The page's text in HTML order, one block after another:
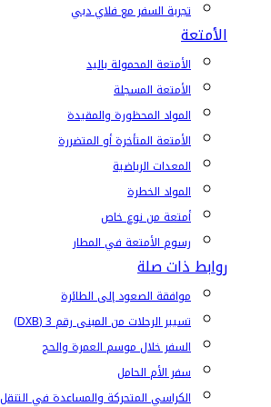
تجربة السفر مع فلاي دبي
الأمتعة
الأمتعة المحمولة باليد
الأمتعة المسجلة
المواد المحظورة والمقيدة
الأمتعة المتأخرة أو المتضررة
المعدات الرياضية
المواد الخطرة
أمتعة من نوع خاص
رسوم الأمتعة في المطار
روابط ذات صلة
موافقة الصعود إلى الطائرة
تسيير الرحلات من المبنى رقم 3 (DXB)
السفر خلال موسم العمرة والحج
سفر الأم الحامل
الكراسي المتحركة والمساعدة في التنقل